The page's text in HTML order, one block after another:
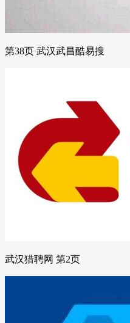
第38页 武汉武昌酷易搜
武汉猎聘网 第2页